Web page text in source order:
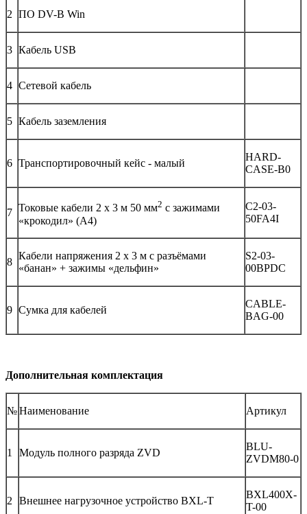
2 ПО DV-B Win
3 Кабель USB
4 Сетевой кабель
5 Кабель заземления
6 Транспортировочный кейс - малый
HARD-
CASE-B0
7 Токовые кабели 2 х 3 м 50 мм2 с зажимами
«крокодил» (А4)
C2-03-
50FA4I
8
Кабели напряжения 2 х 3 м с разъёмами
«банан» + зажимы «дельфин»
S2-03-
00BPDC
9 Сумка для кабелей
CABLE-
BAG-00
Дополнительная комплектация
№Наименование Артикул
1 Модуль полного разряда ZVD
BLU-
ZVDM80-0
2 Внешнее нагрузочное устройство BXL-T
BXL400X-
T-00